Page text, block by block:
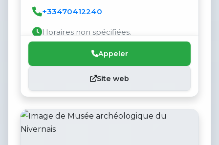
+33470412240
Horaires non spécifiées.
Appeler
Site web